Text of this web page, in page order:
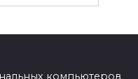
компьютеров